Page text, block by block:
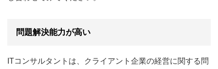
問題解決能力が高い
ITコンサルタントは、クライアント企業の経営に関する問